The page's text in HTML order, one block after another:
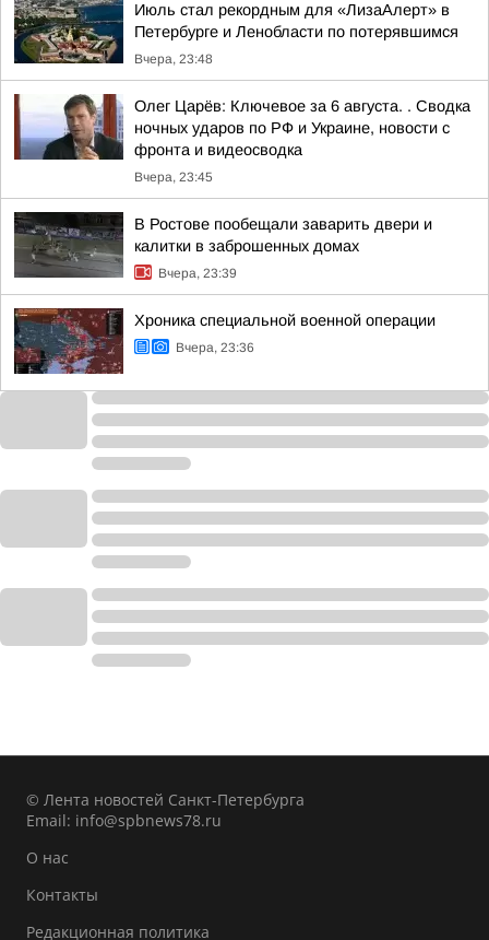
Июль стал рекордным для «ЛизаАлерт» в
Петербурге и Ленобласти по потерявшимся
Вчера, 23:48
Олег Царёв: Ключевое за 6 августа. . Сводка
ночных ударов по РФ и Украине, новости с
фронта и видеосводка
Вчера, 23:45
В Ростове пообещали заварить двери и
калитки в заброшенных домах
Вчера, 23:39
Хроника специальной военной операции
Вчера, 23:36
© Лента новостей Санкт-Петербурга
Email: info@spbnews78.ru
О нас
Контакты
Редакционная политика